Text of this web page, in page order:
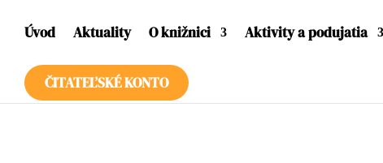
Úvod Aktuality O knižnici Aktivity a podujatia
ČITATEĽSKÉ KONTO